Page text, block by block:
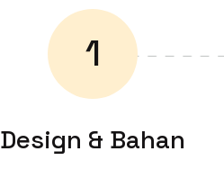
1
Design & Bahan